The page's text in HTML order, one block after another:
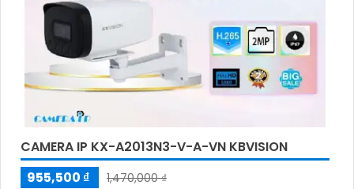
CAMERA IP KX-A2013N3-V-A-VN KBVISION
955,500 ₫
1,470,000 ₫